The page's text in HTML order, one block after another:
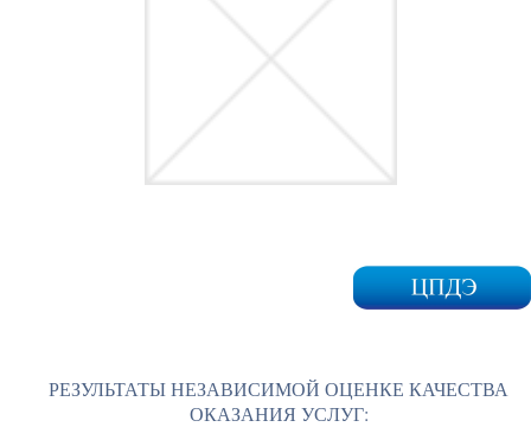
РЕЗУЛЬТАТЫ НЕЗАВИСИМОЙ ОЦЕНКЕ КАЧЕСТВА
ОКАЗАНИЯ УСЛУГ: